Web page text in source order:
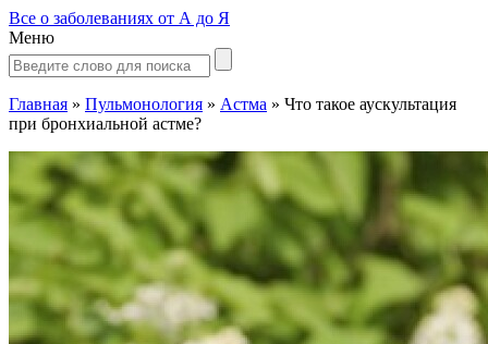
Все о заболеваниях от А до Я
Меню
Главная » Пульмонология » Астма » Что такое аускультация
при бронхиальной астме?